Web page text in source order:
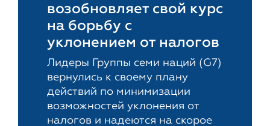
возобновляет свой курс
на борьбу с
уклонением от налогов
Лидеры Группы семи наций (G7)
вернулись к своему плану
действий по минимизации
возможностей уклонения от
налогов и надеются на скорое